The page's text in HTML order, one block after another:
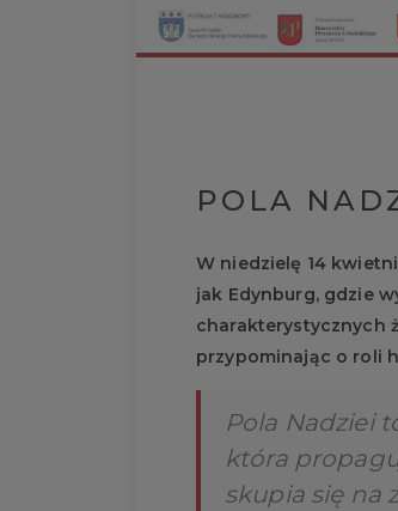
POLA
W niedzielę 14
jak Edynburg, gdzie
charakterystycznych
przypominając o roli
Pola Nadziei
która
skupia się na